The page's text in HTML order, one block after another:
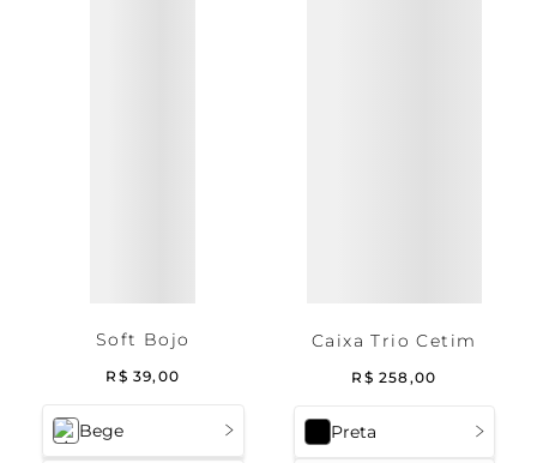
Bege
Soft Bojo
R$ 39,00
Preta
Caixa Trio Cetim
R$ 258,00